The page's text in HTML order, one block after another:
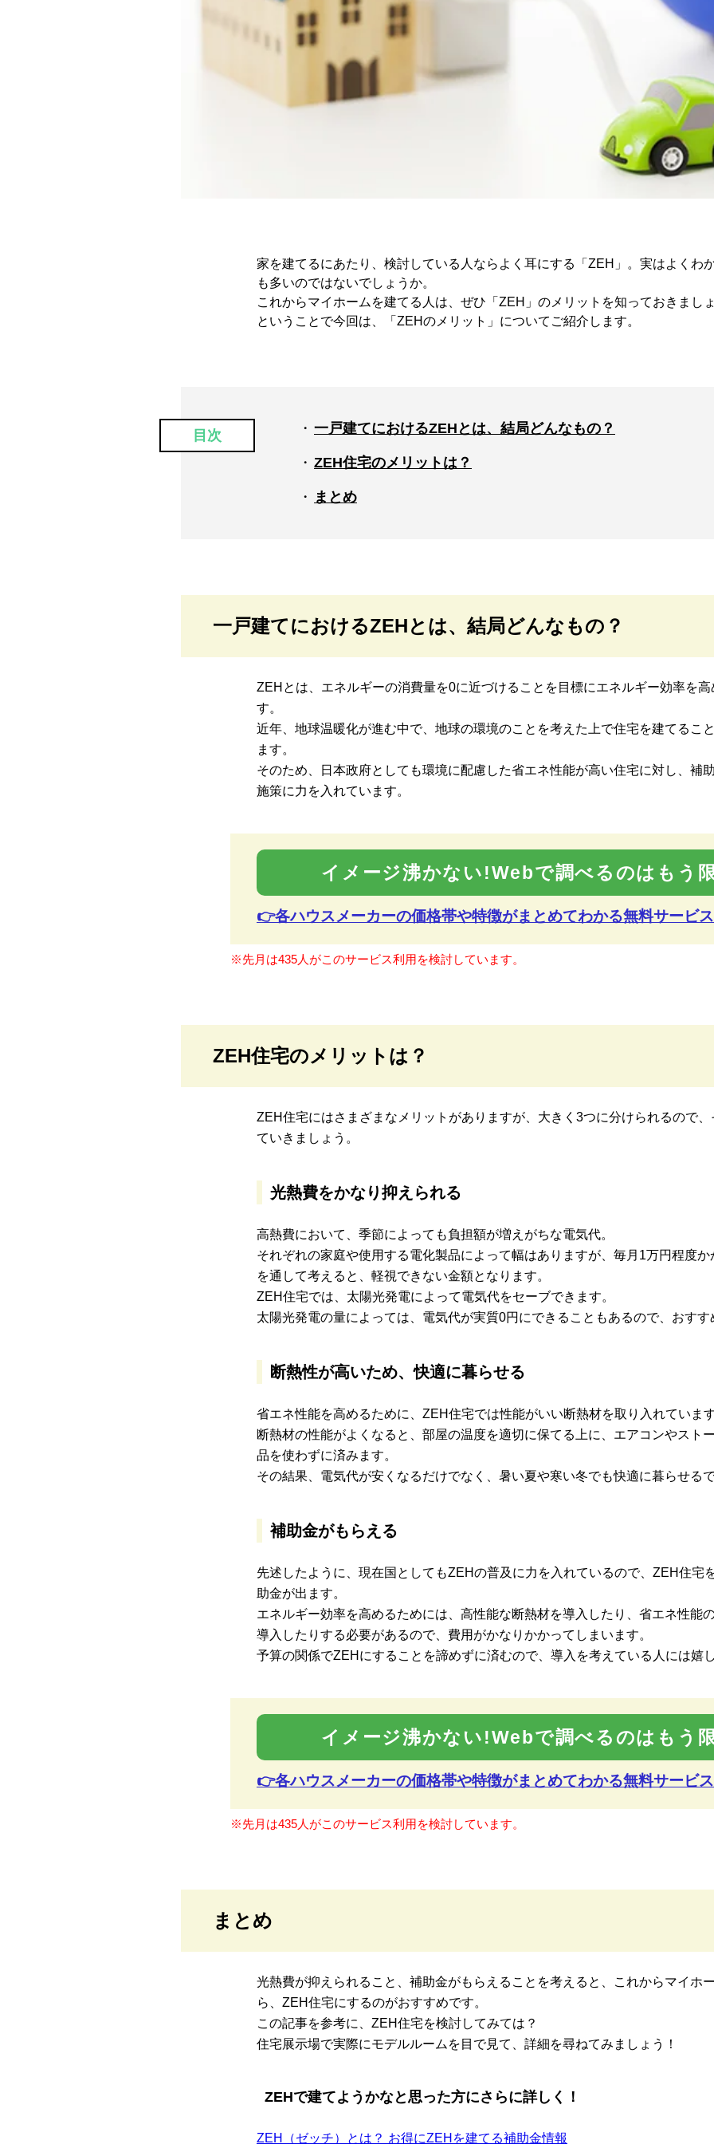
家を建てるにあたり、検討している人ならよく耳にする「ZEH」。実はよくわ
も多いのではないでしょうか。
これからマイホームを建てる人は、ぜひ「ZEH」のメリットを知っておきましょ
ということで今回は、「ZEHのメリット」についてご紹介します。
目次 一戸建てにおけるZEHとは、結局どんなもの？
ZEH住宅のメリットは？
まとめ
一戸建てにおけるZEHとは、結局どんなもの？
ZEHとは、エネルギーの消費量を0に近づけることを目標にエネルギー効率を
す。
近年、地球温暖化が進む中で、地球の環境のことを考えた上で住宅を建てるこ
ます。
そのため、日本政府としても環境に配慮した省エネ性能が高い住宅に対し、補
施策に力を入れています。
イメージ沸かない!Webで調べるのはもう
👉各ハウスメーカーの価格帯や特徴がまとめてわかる無料サービス
※先月は435人がこのサービス利用を検討しています。
ZEH住宅のメリットは？
ZEH住宅にはさまざまなメリットがありますが、大きく3つに分けられるので
ていきましょう。
光熱費をかなり抑えられる
高熱費において、季節によっても負担額が増えがちな電気代。
それぞれの家庭や使用する電化製品によって幅はありますが、毎月1万円程度
を通して考えると、軽視できない金額となります。
ZEH住宅では、太陽光発電によって電気代をセーブできます。
太陽光発電の量によっては、電気代が実質0円にできることもあるので、おすす
断熱性が高いため、快適に暮らせる
省エネ性能を高めるために、ZEH住宅では性能がいい断熱材を取り入れています
断熱材の性能がよくなると、部屋の温度を適切に保てる上に、エアコンやスト
品を使わずに済みます。
その結果、電気代が安くなるだけでなく、暑い夏や寒い冬でも快適に暮らせるで
補助金がもらえる
先述したように、現在国としてもZEHの普及に力を入れているので、ZEH住宅
助金が出ます。
エネルギー効率を高めるためには、高性能な断熱材を導入したり、省エネ性能
導入したりする必要があるので、費用がかなりかかってしまいます。
予算の関係でZEHにすることを諦めずに済むので、導入を考えている人には嬉
イメージ沸かない!Webで調べるのはもう
👉各ハウスメーカーの価格帯や特徴がまとめてわかる無料サービス
※先月は435人がこのサービス利用を検討しています。
まとめ
光熱費が抑えられること、補助金がもらえることを考えると、これからマイホ
ら、ZEH住宅にするのがおすすめです。
この記事を参考に、ZEH住宅を検討してみては？
住宅展示場で実際にモデルルームを目で見て、詳細を尋ねてみましょう！
ZEHで建てようかなと思った方にさらに詳しく！
ZEH（ゼッチ）とは？ お得にZEHを建てる補助金情報